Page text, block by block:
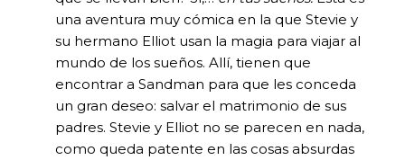
una aventura muy cómica en la que Stevie y
su hermano Elliot usan la magia para viajar al
mundo de los sueños. Allí, tienen que
encontrar a Sandman para que les conceda
un gran deseo: salvar el matrimonio de sus
padres. Stevie y Elliot no se parecen en nada,
como queda patente en las cosas absurdas